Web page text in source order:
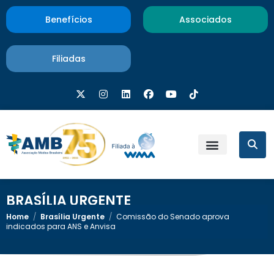
Benefícios Associados
Filiadas
BRASÍLIA URGENTE
Home / Brasília Urgente / Comissão do Senado aprova
indicados para ANS e Anvisa